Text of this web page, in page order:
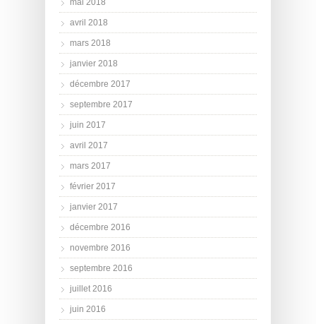
mai 2018
avril 2018
mars 2018
janvier 2018
décembre 2017
septembre 2017
juin 2017
avril 2017
mars 2017
février 2017
janvier 2017
décembre 2016
novembre 2016
septembre 2016
juillet 2016
juin 2016